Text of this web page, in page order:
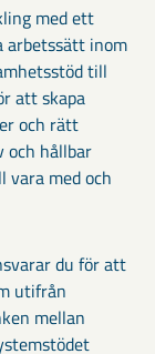
med ett
arbetssätt inom
till
att skapa
och rätt
och hållbar
vara med och
du för att
utifrån
mellan